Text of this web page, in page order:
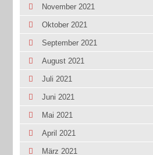
November 2021
Oktober 2021
September 2021
August 2021
Juli 2021
Juni 2021
Mai 2021
April 2021
März 2021